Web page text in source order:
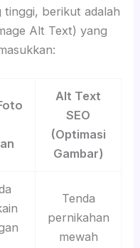
tinggi, berikut adalah
Alt Text) yang
Alt Text
SEO
(Optimasi
Gambar)
Tenda
pernikahan
mewah